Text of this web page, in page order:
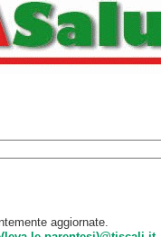
aggiornate.